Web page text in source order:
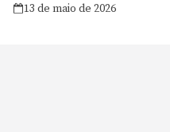
13 de maio de 2026